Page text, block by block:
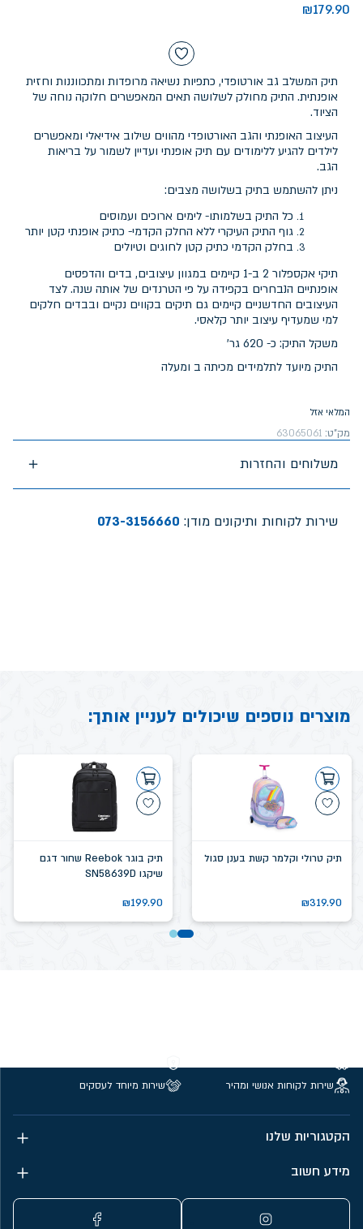
₪179.90
תיק המשלב גב אורטופדי, כתפיות נשיאה מרופדות ומתכווננות וחזית
אופנתית. התיק מחולק לשלושה תאים המאפשרים חלוקה נוחה של
הציוד.
העיצוב האופנתי והגב האורטופדי מהווים שילוב אידיאלי ומאפשרים
לילדים להגיע ללימודים עם תיק אופנתי ועדיין לשמור על בריאות
הגב.
ניתן להשתמש בתיק בשלושה מצבים:
כל התיק בשלמותו- לימים ארוכים ועמוסים
גוף התיק העיקרי ללא החלק הקדמי- כתיק אופנתי קטן יותר
בחלק הקדמי כתיק קטן לחוגים וטיולים
תיקי אקספלור 2 ב-1 קיימים במגוון עיצובים, בדים והדפסים
אופנתיים הנבחרים בקפידה על פי הטרנדים של אותה שנה. לצד
העיצובים החדשניים קיימים גם תיקים בקווים נקיים ובבדים חלקים
למי שמעדיף עיצוב יותר קלאסי.
משקל התיק: כ- 620 גר'
התיק מיועד לתלמידים מכיתה ב ומעלה
המלאי אזל
מק"ט: 63065061
משלוחים והחזרות
שירות לקוחות ותיקונים מודן: 073-3156660
מוצרים נוספים שיכולים לעניין אותך:
תיק טרולי וקלמר קשת בענן סגול
₪319.90
תיק בוגר Reebok שחור דגם
שיקגו SN58639D
₪199.90
שירות לקוחות אנושי ומהיר
שירות מיוחד לעסקים
הקטגוריות שלנו
מידע חשוב